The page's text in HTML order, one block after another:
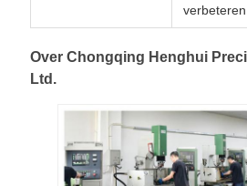
Over Chongqing Henghui
Ltd.